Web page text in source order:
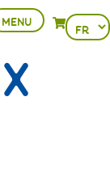
MENU View your
Choisir
une